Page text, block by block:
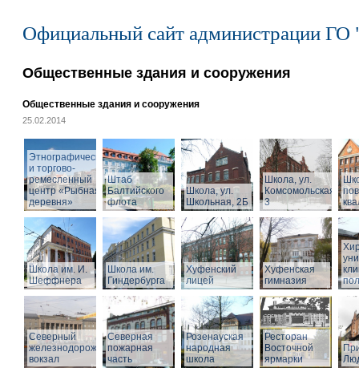
Официальный сайт администрации ГО
Общественные здания и сооружения
Общественные здания и сооружения
25.02.2014
Этнографический
и торгово-
ремесленный
центр «Рыбная
деревня»
Штаб
Балтийского
флота
Школа, ул.
Школьная, 2Б
Школа, ул.
Комсомольская,
3
Школа им. И.
Шеффнера
Школа им.
Гиндербурга
Хуфенский
лицей
Хуфенская
гимназия
Северный
железнодорожный
вокзал
Северная
пожарная
часть
Розенауская
народная
школа
Ресторан
Восточной
ярмарки